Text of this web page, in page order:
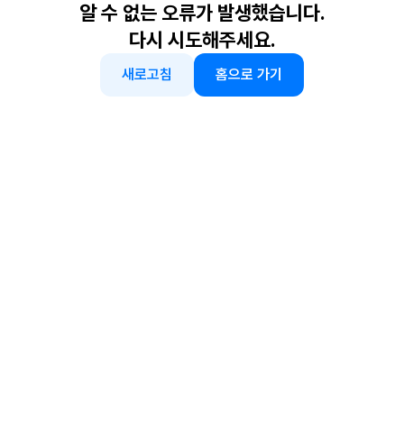
알 수 없는 오류가 발생했습니다.
다시 시도해주세요.
새로고침 홈으로 가기